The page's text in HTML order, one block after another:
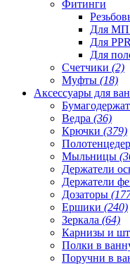
Фитинги
Для МП
Для
Для
Счетчики (2)
Муфты (18)
Аксессуары для
Ведра (36)
Крючки (379)
Мыльницы
Держатели
Держатели
Дозаторы
Ершики (240)
Зеркала (64)
Карнизы и
Полки в
Поручни в